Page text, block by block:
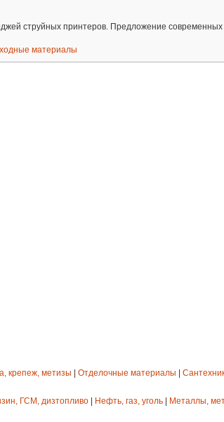
струйных принтеров. Предложение
материалы
крепеж, метизы Отделочные материалы
ГСМ, дизтопливо Нефть, газ, уголь Металлы,